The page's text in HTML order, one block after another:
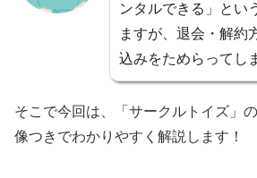
ンタルできる」とい
ますが、退会・解約
込みをためらってし
そこで今回は、「サークルトイズ」
像つきでわかりやすく解説します！